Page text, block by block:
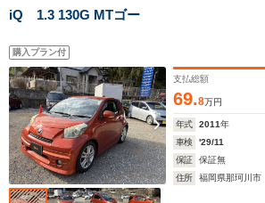
iQ 1.3 130G MTゴー
購入プラン付
支払総額
69.8万円
年式 2011年
車検
'29/11
保証
保証無
住所
福岡県那珂川市